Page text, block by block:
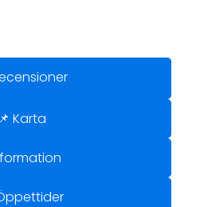
📌 Karta